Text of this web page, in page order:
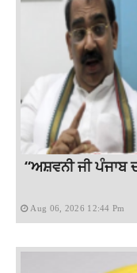
“ਅਸ਼ਵਨੀ ਜੀ ਪੰਜਾਬ
Aug 06, 2026 12:44 Pm